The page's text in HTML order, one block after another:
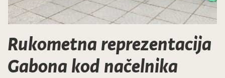
Rukometna reprezentacija
Gabona kod načelnika